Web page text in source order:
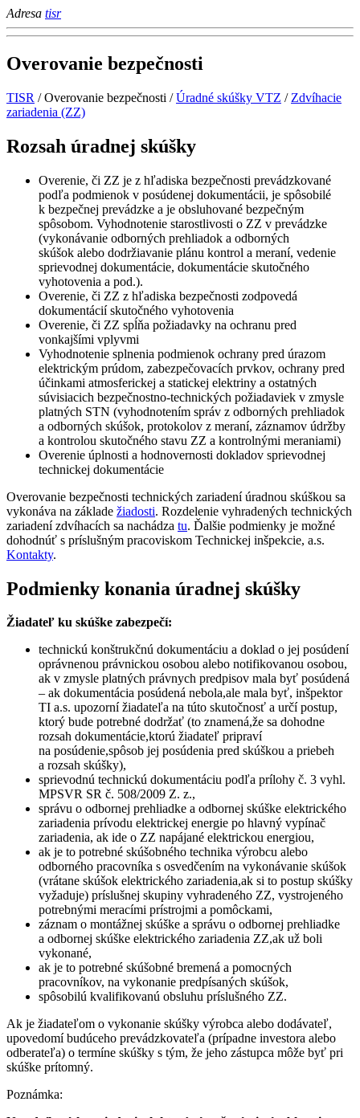
Adresa tisr
Overovanie bezpečnosti
TISR /Overovanie bezpečnosti / Úradné skúšky VTZ / Zdvíhacie
zariadenia (ZZ)
Rozsah úradnej skúšky
Overenie, či ZZ je z hľadiska bezpečnosti prevádzkované
podľa podmienok v posúdenej dokumentácii, je spôsobilé
k bezpečnej prevádzke a je obsluhované bezpečným
spôsobom. Vyhodnotenie starostlivosti o ZZ v prevádzke
(vykonávanie odborných prehliadok a odborných
skúšok alebo dodržiavanie plánu kontrol a meraní, vedenie
sprievodnej dokumentácie, dokumentácie skutočného
vyhotovenia a pod.).
Overenie, či ZZ z hľadiska bezpečnosti zodpovedá
dokumentácií skutočného vyhotovenia
Overenie, či ZZ spĺňa požiadavky na ochranu pred
vonkajšími vplyvmi
Vyhodnotenie splnenia podmienok ochrany pred úrazom
elektrickým prúdom, zabezpečovacích prvkov, ochrany pred
účinkami atmosferickej a statickej elektriny a ostatných
súvisiacich bezpečnostno-technických požiadaviek v zmysle
platných STN (vyhodnotením správ z odborných prehliadok
a odborných skúšok, protokolov z meraní, záznamov údržby
a kontrolou skutočného stavu ZZ a kontrolnými meraniami)
Overenie úplnosti a hodnovernosti dokladov sprievodnej
technickej dokumentácie
Overovanie bezpečnosti technických zariadení úradnou skúškou sa
vykonáva na základe žiadosti. Rozdelenie vyhradených technických
zariadení zdvíhacích sa nachádza tu. Ďalšie podmienky je možné
dohodnúť s príslušným pracoviskom Technickej inšpekcie, a.s.
Kontakty.
Podmienky konania úradnej skúšky
Žiadateľ ku skúške zabezpečí:
technickú konštrukčnú dokumentáciu a doklad o jej posúdení
oprávnenou právnickou osobou alebo notifikovanou osobou,
ak v zmysle platných právnych predpisov mala byť posúdená
– ak dokumentácia posúdená nebola,ale mala byť, inšpektor
TI a.s. upozorní žiadateľa na túto skutočnosť a určí postup,
ktorý bude potrebné dodržať (to znamená,že sa dohodne
rozsah dokumentácie,ktorú žiadateľ pripraví
na posúdenie,spôsob jej posúdenia pred skúškou a priebeh
a rozsah skúšky),
sprievodnú technickú dokumentáciu podľa prílohy č. 3 vyhl.
MPSVR SR č. 508/2009 Z. z.,
správu o odbornej prehliadke a odbornej skúške elektrického
zariadenia prívodu elektrickej energie po hlavný vypínač
zariadenia, ak ide o ZZ napájané elektrickou energiou,
ak je to potrebné skúšobného technika výrobcu alebo
odborného pracovníka s osvedčením na vykonávanie skúšok
(vrátane skúšok elektrického zariadenia,ak si to postup skúšky
vyžaduje) príslušnej skupiny vyhradeného ZZ, vystrojeného
potrebnými meracími prístrojmi a pomôckami,
záznam o montážnej skúške a správu o odbornej prehliadke
a odbornej skúške elektrického zariadenia ZZ,ak už boli
vykonané,
ak je to potrebné skúšobné bremená a pomocných
pracovníkov, na vykonanie predpísaných skúšok,
spôsobilú kvalifikovanú obsluhu príslušného ZZ.
Ak je žiadateľom o vykonanie skúšky výrobca alebo dodávateľ,
upovedomí budúceho prevádzkovateľa (prípadne investora alebo
odberateľa) o termíne skúšky s tým, že jeho zástupca môže byť pri
skúške prítomný.
Poznámka: